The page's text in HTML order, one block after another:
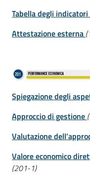
Tabella degli indicatori
Attestazione esterna
Spiegazione degli
Approccio di gestione
Valutazione
Valore economico
(201-1)